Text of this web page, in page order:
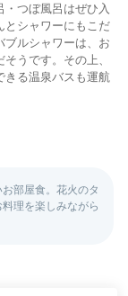
つぼ風呂はぜひ入
とシャワーにもこだ
ブルシャワーは、お
うです。その上、
きる温泉バスも運航
部屋食。花火のタ
理を楽しみながら